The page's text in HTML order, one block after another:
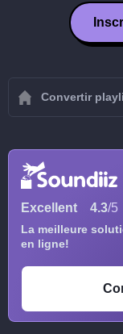
Convertir
Excellent 4.3/5
La meilleure
en ligne!